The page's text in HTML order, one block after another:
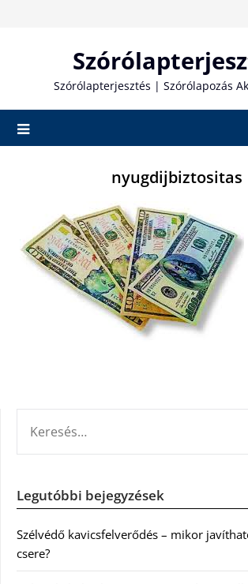
Szórólapterjesztés | Szórólapozás
nyugdijbiztositas
Legutóbbi bejegyzések
Szélvédő kavicsfelverődés – mikor
csere?